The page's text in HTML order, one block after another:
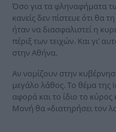
Όσο για τα φληναφήματα
κανείς δεν πίστευε ότι θα
ήταν να διασφαλιστεί η
πέριξ των τειχών. Και γι’
στην Αθήνα.
Αν νομίζουν στην
μεγάλο λάθος. Το θέμα της
αφορά και το ίδιο το κύρος
Μονή θα «διατηρήσει τον